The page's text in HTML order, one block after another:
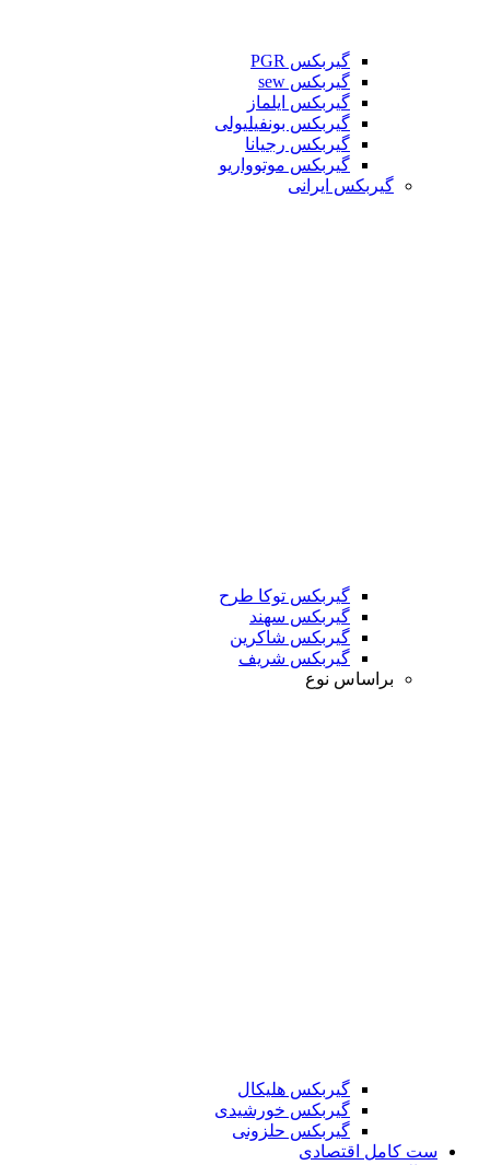
گیربکس PGR
گیربکس sew
گیربکس ایلماز
گیربکس بونفیلیولی
گیربکس رجیانا
گیربکس موتوواریو
گیربکس ایرانی
گیربکس توکا طرح
گیربکس سهند
گیربکس شاکرین
گیربکس شریف
براساس نوع
گیربکس هلیکال
گیربکس خورشیدی
گیربکس حلزونی
ست کامل اقتصادی